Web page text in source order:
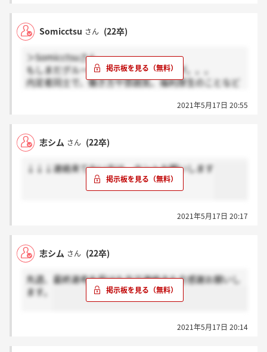
Somicctsu さん (22卒)
＞Somicctsuさん
もしまだグループがなければの話ですが。。。
内定者同士で、働き方や雰囲気、福利厚生のことなど
ら入りたいと思う方いらっしゃれば感謝お願いしま
す！
ープ教えていただきたいです。。)
2021年5月17日 20:55
志シム さん (22卒)
↓↓↓連絡来てない方は、ホントお願いします
2021年5月17日 20:17
志シム さん (22卒)
先週、最終選考を受けた方で連絡きた方感謝お願いし
ます。
2021年5月17日 20:14